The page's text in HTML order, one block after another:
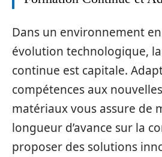
Dans un environnement
évolution technologique,
continue est capitale.
compétences aux
matériaux vous assure de
longueur d’avance sur la
proposer des solutions